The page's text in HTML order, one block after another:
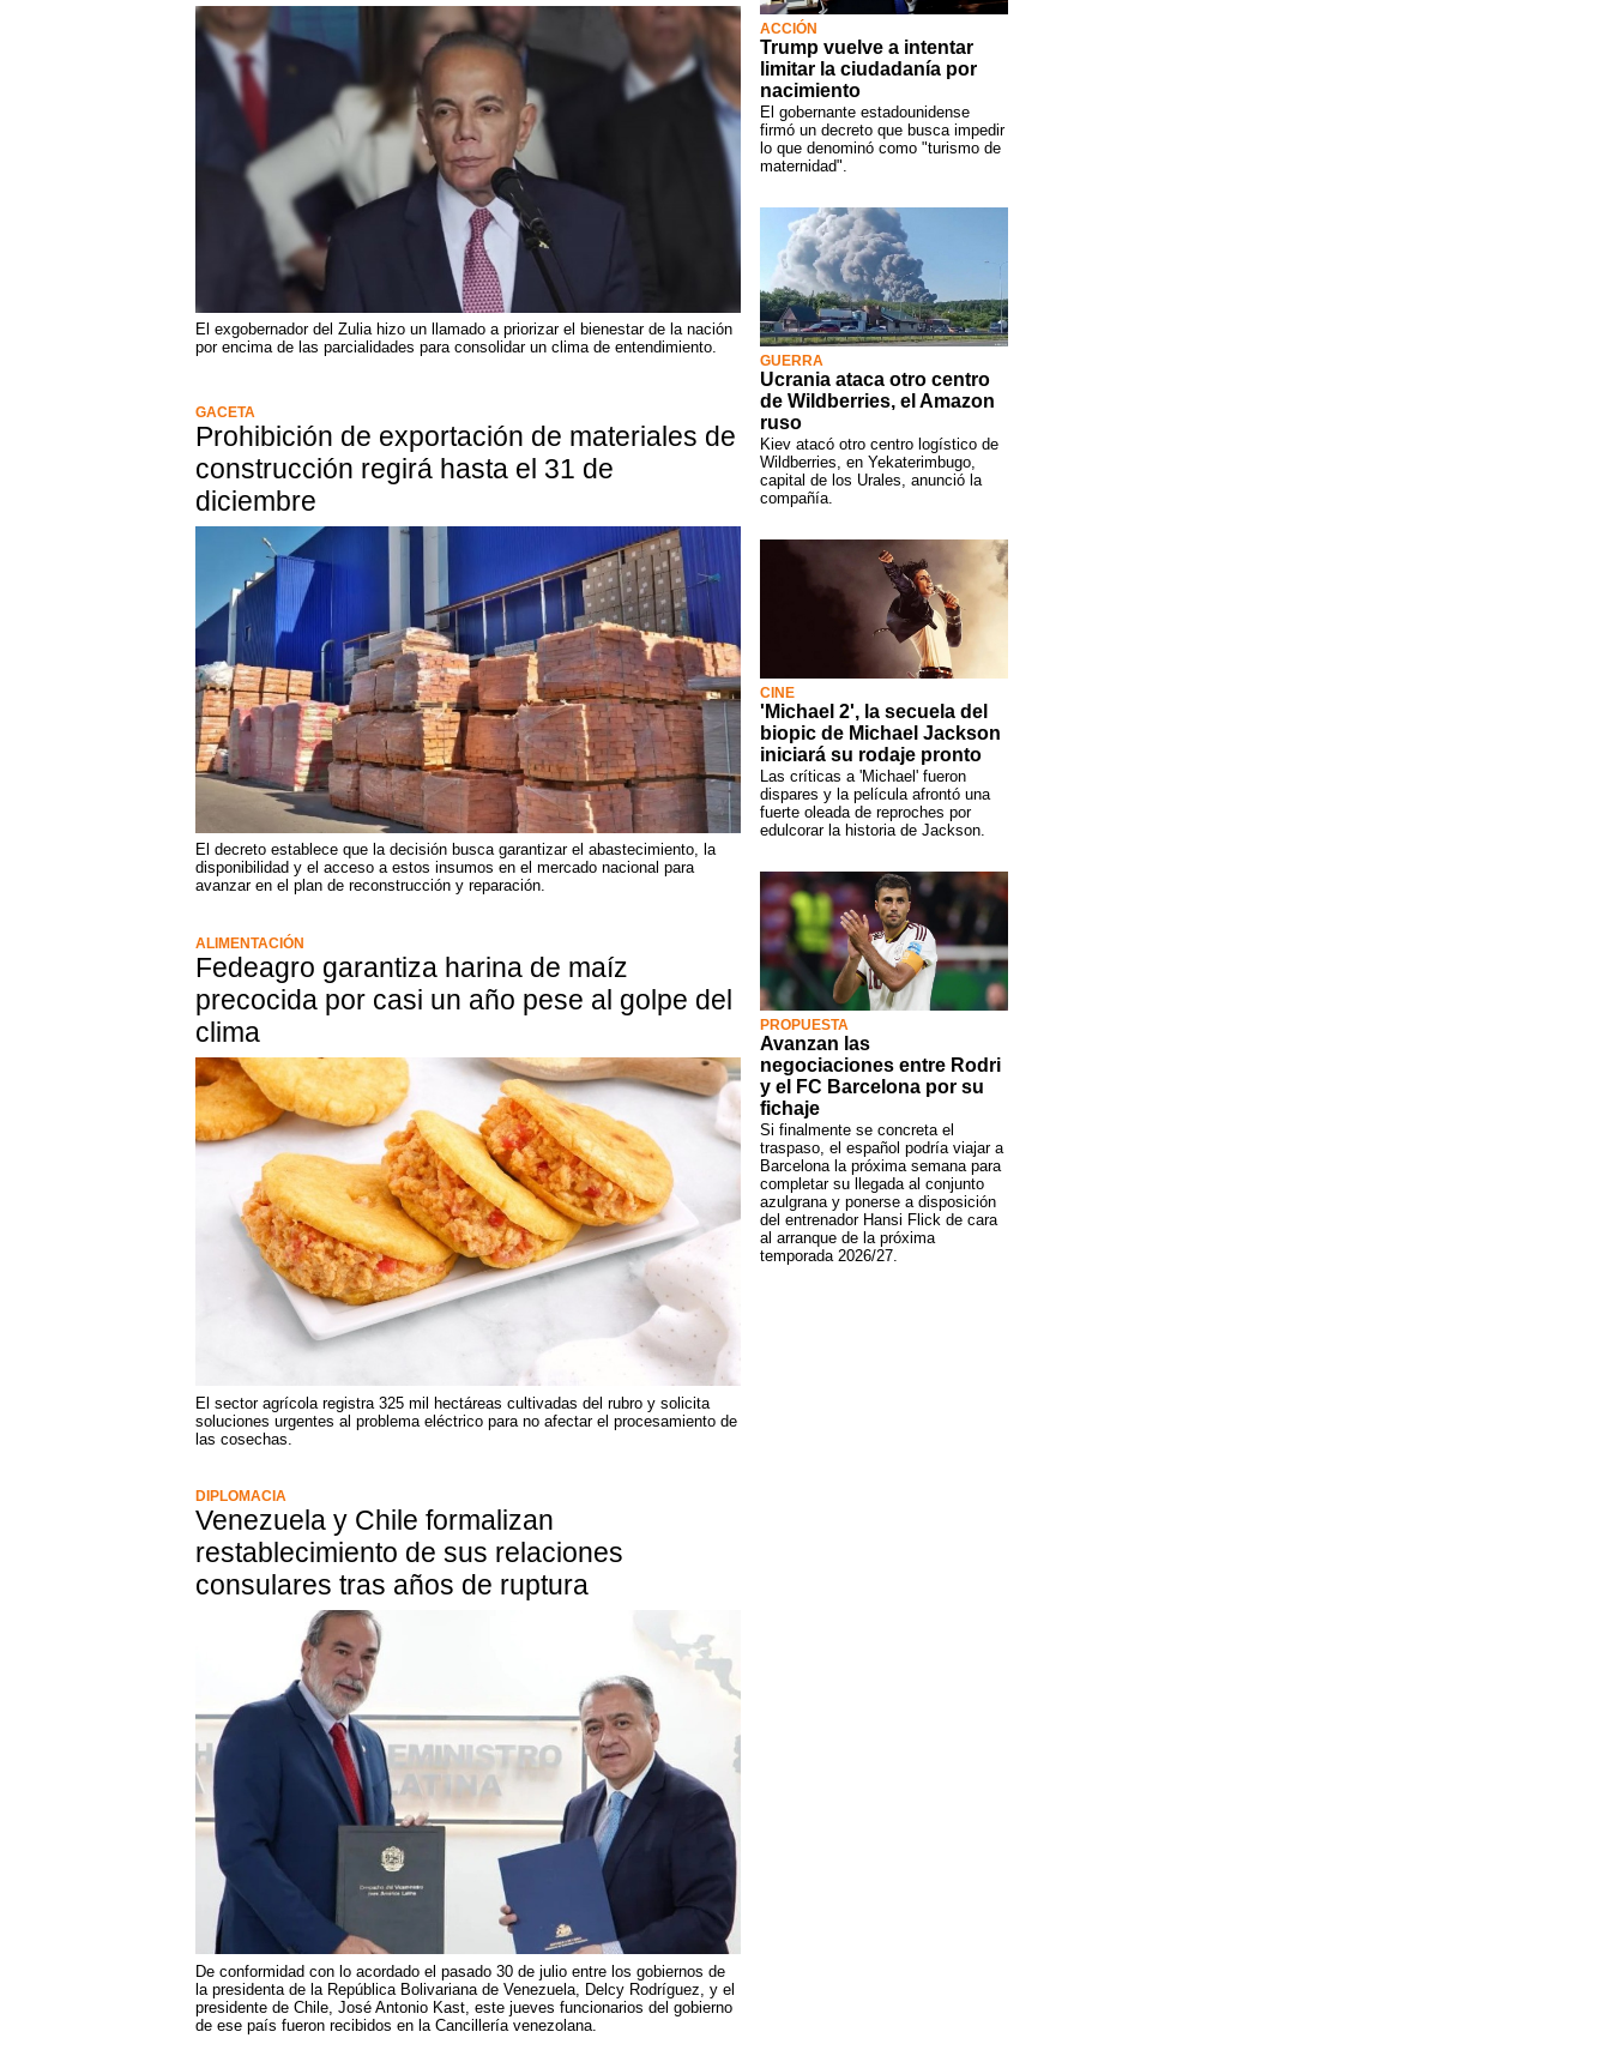
El exgobernador del Zulia hizo un llamado a priorizar el bienestar de la nación
por encima de las parcialidades para consolidar un clima de entendimiento.
GACETA
Prohibición de exportación de materiales de
construcción regirá hasta el 31 de
diciembre
El decreto establece que la decisión busca garantizar el abastecimiento, la
disponibilidad y el acceso a estos insumos en el mercado nacional para
avanzar en el plan de reconstrucción y reparación.
ALIMENTACIÓN
Fedeagro garantiza harina de maíz
precocida por casi un año pese al golpe del
clima
El sector agrícola registra 325 mil hectáreas cultivadas del rubro y solicita
soluciones urgentes al problema eléctrico para no afectar el procesamiento de
las cosechas.
DIPLOMACIA
Venezuela y Chile formalizan
restablecimiento de sus relaciones
consulares tras años de ruptura
De conformidad con lo acordado el pasado 30 de julio entre los gobiernos de
la presidenta de la República Bolivariana de Venezuela, Delcy Rodríguez, y el
presidente de Chile, José Antonio Kast, este jueves funcionarios del gobierno
de ese país fueron recibidos en la Cancillería venezolana.
ACCIÓN
Trump vuelve a intentar
limitar la ciudadanía por
nacimiento
El gobernante estadounidense
firmó un decreto que busca impedir
lo que denominó como "turismo de
maternidad".
GUERRA
Ucrania ataca otro centro
de Wildberries, el Amazon
ruso
Kiev atacó otro centro logístico de
Wildberries, en Yekaterimbugo,
capital de los Urales, anunció la
compañía.
CINE
'Michael 2', la secuela del
biopic de Michael Jackson
iniciará su rodaje pronto
Las críticas a 'Michael' fueron
dispares y la película afrontó una
fuerte oleada de reproches por
edulcorar la historia de Jackson.
PROPUESTA
Avanzan las
negociaciones entre Rodri
y el FC Barcelona por su
fichaje
Si finalmente se concreta el
traspaso, el español podría viajar a
Barcelona la próxima semana para
completar su llegada al conjunto
azulgrana y ponerse a disposición
del entrenador Hansi Flick de cara
al arranque de la próxima
temporada 2026/27.